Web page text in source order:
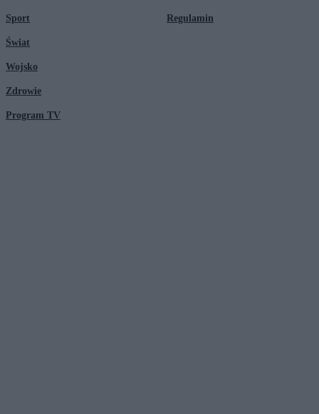
Sport
Świat
Wojsko
Zdrowie
Program TV
Regulamin